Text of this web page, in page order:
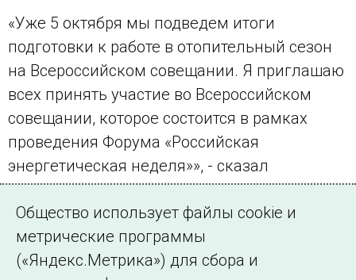
«Уже 5 октября мы подведем итоги
подготовки к работе в отопительный сезон
на Всероссийском совещании. Я приглашаю
всех принять участие во Всероссийском
совещании, которое состоится в рамках
проведения Форума «Российская
энергетическая неделя»», - сказал
замминистра.
По материалам пресс-центра Минэнерго РФ
← Все публикации
Общество использует файлы cookie и
метрические программы
(«Яндекс.Метрика») для сбора и